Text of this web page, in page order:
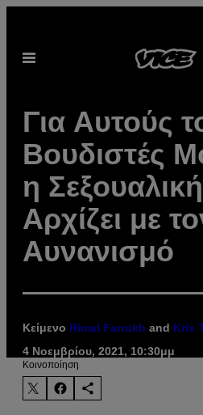
περιεχόμενο
Ανοίξτε
Για Aυτούς
Bουδιστές
η
Αρχίζει με
Αυνανισμό
Κείμενο Rimal Farrukh and Kris
4 Νοεμβρίου, 2021, 10:30μμ
Kοινοποίηση